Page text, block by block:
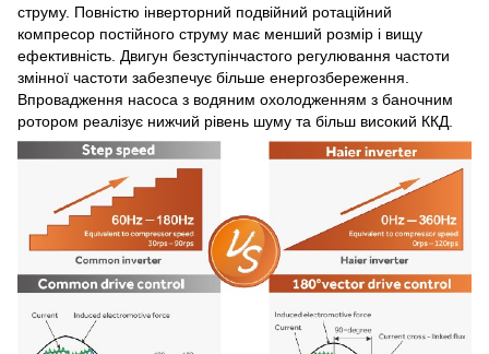
струму. Повністю інверторний подвійний ротаційний
компресор постійного струму має менший розмір і вищу
ефективність. Двигун безступінчастого регулювання частоти
змінної частоти забезпечує більше енергозбереження.
Впровадження насоса з водяним охолодженням з баночним
ротором реалізує нижчий рівень шуму та більш високий ККД.